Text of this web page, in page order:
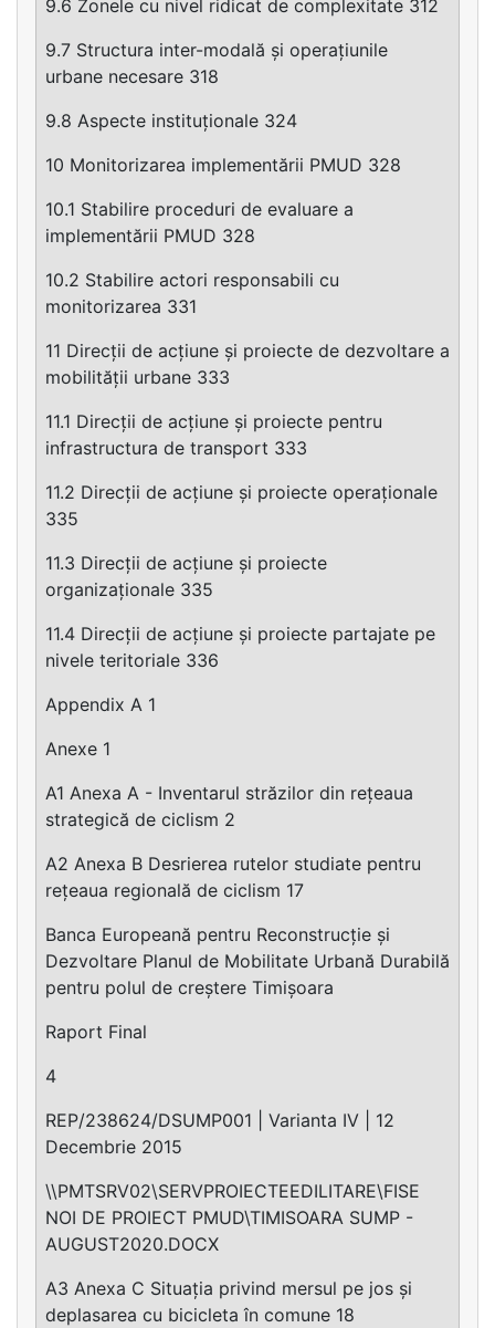
9.6 Zonele cu nivel ridicat de complexitate 312
9.7 Structura inter-modală și operațiunile
urbane necesare 318
9.8 Aspecte instituționale 324
10 Monitorizarea implementării PMUD 328
10.1 Stabilire proceduri de evaluare a
implementării PMUD 328
10.2 Stabilire actori responsabili cu
monitorizarea 331
11 Direcții de acțiune și proiecte de dezvoltare a
mobilității urbane 333
11.1 Direcții de acțiune și proiecte pentru
infrastructura de transport 333
11.2 Direcții de acțiune și proiecte operaționale
335
11.3 Direcții de acțiune și proiecte
organizaționale 335
11.4 Direcții de acțiune și proiecte partajate pe
nivele teritoriale 336
Appendix A 1
Anexe 1
A1 Anexa A - Inventarul străzilor din rețeaua
strategică de ciclism 2
A2 Anexa B Desrierea rutelor studiate pentru
rețeaua regională de ciclism 17
Banca Europeană pentru Reconstrucție și
Dezvoltare Planul de Mobilitate Urbană Durabilă
pentru polul de creștere Timișoara
Raport Final
4
REP/238624/DSUMP001 | Varianta IV | 12
Decembrie 2015
\\PMTSRV02\SERVPROIECTEEDILITARE\FISE
NOI DE PROIECT PMUD\TIMISOARA SUMP -
AUGUST2020.DOCX
A3 Anexa C Situația privind mersul pe jos și
deplasarea cu bicicleta în comune 18